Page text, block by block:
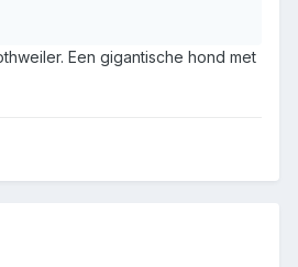
Een gigantische hond met